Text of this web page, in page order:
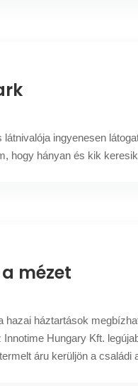
ingyenesen
hogy hányan és kik
mézet
hazai háztartások
Hungary Kft.
áru kerüljön a